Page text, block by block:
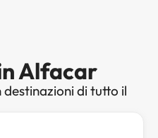
Alfacar
di tutto il